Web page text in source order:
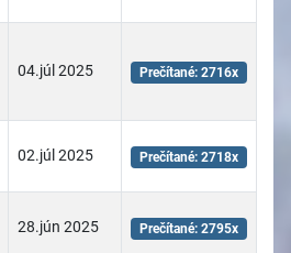
04.júl 2025 Prečítané: 2716x
02.júl 2025 Prečítané: 2718x
28.jún 2025 Prečítané: 2795x